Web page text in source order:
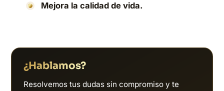
Mejora la calidad de vida.
¿Hablamos?
Resolvemos tus dudas sin compromiso y te